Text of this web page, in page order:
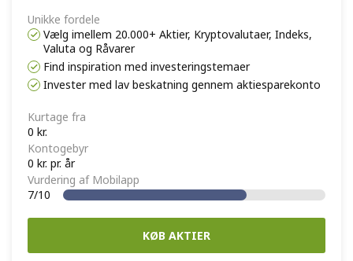
Unikke fordele
Vælg imellem 20.000+ Aktier, Kryptovalutaer, Indeks,
Valuta og Råvarer
Find inspiration med investeringstemaer
Invester med lav beskatning gennem aktiesparekonto
Kurtage fra
0 kr.
Kontogebyr
0 kr. pr. år
Vurdering af Mobilapp
7/10
KØB AKTIER